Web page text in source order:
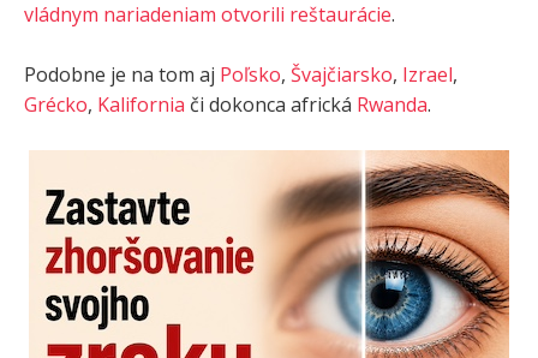
vládnym nariadeniam otvorili reštaurácie.
Podobne je na tom aj Poľsko, Švajčiarsko, Izrael,
Grécko, Kalifornia či dokonca africká Rwanda.